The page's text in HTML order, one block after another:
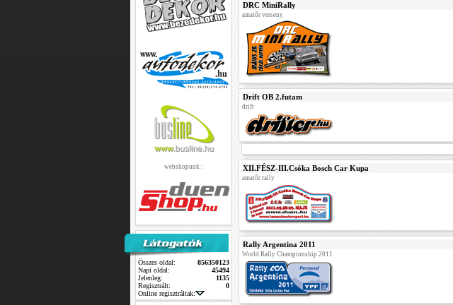
webshopunk :
Összes oldal:
856350123
Napi oldal:
45494
Jelenleg:
1135
Regisztrált:
0
Online regisztráltak:
DRC MiniRally
amatőr verseny
Drift OB 2.futam
drift
XII.FÉSZ-III.Csóka Bosch Car Kupa
amatőr rally
Rally Argentina 2011
World Rally Championship 2011